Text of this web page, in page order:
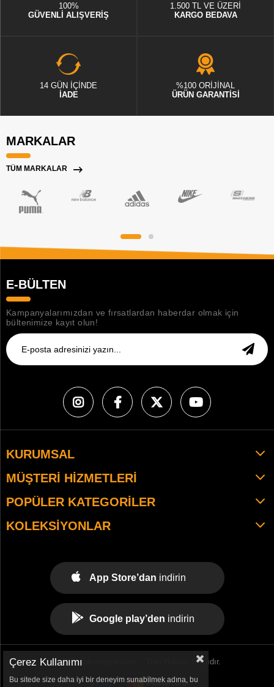
100%
GÜVENLİ ALIŞVERİŞ
1.500 TL VE ÜZERİ
KARGO BEDAVA
14 GÜN İÇİNDE
İADE
%100 ORİJİNAL
ÜRÜN GARANTİSİ
MARKALAR
TÜM MARKALAR
E-BÜLTEN
Kampanyalarımızdan ve fırsatlardan haberdar olmak için
bültenimize kayıt olun!
KURUMSAL
MÜŞTERI HIZMETLERI
POPÜLER KATEGORILER
KOLEKSIYONLAR
App Store’dan indirin
Google play’den indirin
© 2021 tekemspor.com. - Tüm Hakları Saklıdır.
Çerez Kullanımı
Bu sitede size daha iyi bir deneyim sunabilmek adına, bu